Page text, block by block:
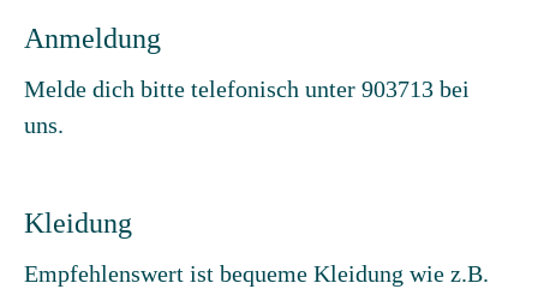
Anmeldung
Melde dich bitte telefonisch unter 903713 bei
uns.
Kleidung
Empfehlenswert ist bequeme Kleidung wie z.B.